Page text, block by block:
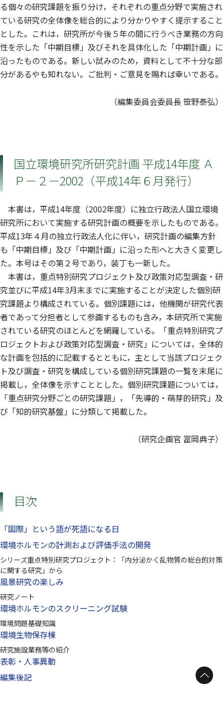
る個々の研究課題を振り分け，それぞれの重点分野で実施され
ている研究の全体像を総合的により分かりやすく提示すること
とした。これは，研究所が今後５年の間に行うべき業務の方向
性を示した「中期目標」及びそれを具体化した「中期計画」に
沿ったものである。新しい試みのため，資料として不十分な部
分があるやも知れない。ご批判・ご意見を賜れば幸いである。
（編集委員会委員長 笹野泰弘）
国立環境研究所研究計画 平成14年度 Ａ
Ｐ－２－2002（平成14年６月発行）
本書は，平成14年度（2002年度）に独立行政法人国立環境
研究所において実施する研究計画の概要を示したものである。
平成13年４月の独立行政法人化に伴い，研究計画の編集方針
も「中期目標」及び「中期計画」に沿った形へと大きく変更し
た。本号はその第２号であり，装丁も一新した。
本書は，重点特別研究プロジェクト及び政策対応型調査・研
究並びに平成14年3月末までに実施することが決定した個別研
究課題より構成されている。個別課題には，他機関が研究代表
者であって分担者として参画するものも含み，本研究所で実施
されている研究のほとんどを網羅している。「重点特別研究プ
ロジェクトおよび政策対応型調査・研究」については，全体的
な計画を包括的に記載するとともに，主として当該プロジェク
ト及び調査・研究を構成している個別研究課題の一覧を末尾に
掲載し，全体像を示すこととした。個別研究課題については，
「重点研究分野ごとの研究課題」，「先導的・萌芽的研究」及
び「知的研究基盤」に分類して掲載した。
（研究企画官 冨岡典子）
目次
「国際」という語が死語になる日
環境ホルモンの計測および評価手法の開発
シリーズ重点特別研究プロジェクト：「内分泌かく乱物質の総合的対策
に関する研究」から
風景研究の楽しみ
研究ノート
環境ホルモンのスクリーニング試験
環境問題基礎知識
環境生物保存棟
研究施設業務等の紹介
表彰・人事異動
編集後記
ページトップへ